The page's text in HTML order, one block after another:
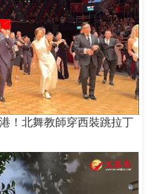
！北舞教師穿西裝跳拉丁